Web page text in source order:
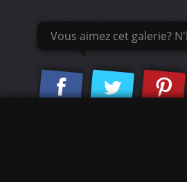
Vous aimez cet galerie?